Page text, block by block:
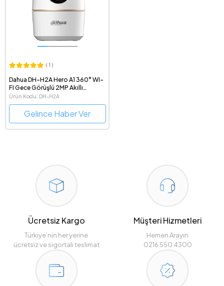
( 1 )
Dahua DH-H2A Hero A1 360° WI-
FI Gece Görüşlü 2MP Akıllı
Güvenlik Kamerası
Ürün Kodu: DH-H2A
Gelince Haber Ver
Ücretsiz Kargo
Türkiye’nin her yerine
ücretsiz ve sigortalı teslimat
Müşteri Hizmetleri
Hemen Arayın
0216 550 4300